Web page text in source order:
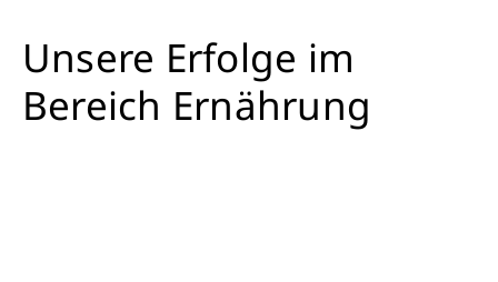
Unsere Erfolge im
Bereich Ernährung